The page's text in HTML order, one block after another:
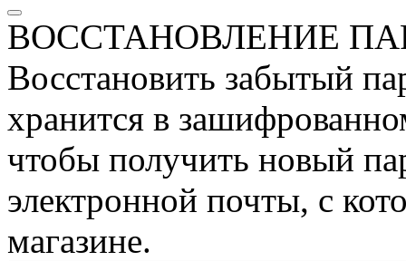
ВОССТАНОВЛЕНИЕ
Восстановить забытый
хранится в
чтобы получить новый
электронной почты, с
магазине.